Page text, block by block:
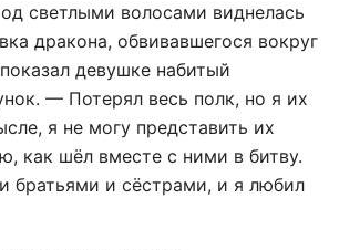
светлыми волосами виднелась
дракона, обвивавшегося вокруг
девушке набитый
— Потерял весь полк, но я их
я не могу представить их
как шёл вместе с ними в битву.
братьями и сёстрами, и я любил